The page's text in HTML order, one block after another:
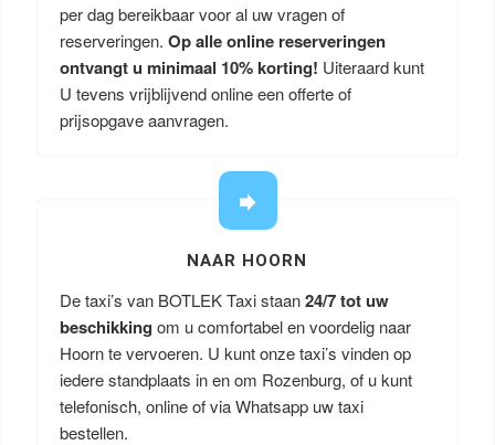
per dag bereikbaar voor al uw vragen of
reserveringen. Op alle online reserveringen
ontvangt u minimaal 10% korting! Uiteraard kunt
U tevens vrijblijvend online een offerte of
prijsopgave aanvragen.
NAAR HOORN
De taxi’s van BOTLEK Taxi staan24/7 tot uw
beschikking om u comfortabel en voordelig naar
Hoorn te vervoeren. U kunt onze taxi’s vinden op
iedere standplaats in en om Rozenburg, of u kunt
telefonisch, online of via Whatsapp uw taxi
bestellen.